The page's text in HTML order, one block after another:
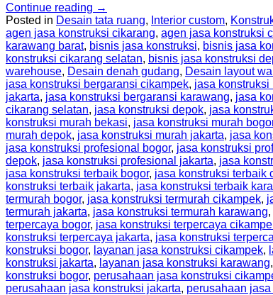
Continue reading →
Posted in Desain tata ruang, Interior custom,
agen jasa konstruksi cikarang, agen jasa konstruksi
karawang barat, bisnis jasa konstruksi, bisnis jasa
konstruksi cikarang selatan, bisnis jasa konstruksi
warehouse, Desain denah gudang, Desain layout
jasa konstruksi bergaransi cikampek, jasa
jakarta, jasa konstruksi bergaransi karawang, jasa
cikarang selatan, jasa konstruksi depok, jasa
konstruksi murah bekasi, jasa konstruksi murah
murah depok, jasa konstruksi murah jakarta, jasa
jasa konstruksi profesional bogor, jasa konstruksi
depok, jasa konstruksi profesional jakarta, jasa
jasa konstruksi terbaik bogor, jasa konstruksi terbaik
konstruksi terbaik jakarta, jasa konstruksi terbaik
termurah bogor, jasa konstruksi termurah cikampek,
termurah jakarta, jasa konstruksi termurah karawang,
terpercaya bogor, jasa konstruksi terpercaya
konstruksi terpercaya jakarta, jasa konstruksi
konstruksi bogor, layanan jasa konstruksi cikampek,
konstruksi jakarta, layanan jasa konstruksi karawang,
konstruksi bogor, perusahaan jasa konstruksi
perusahaan jasa konstruksi jakarta, perusahaan